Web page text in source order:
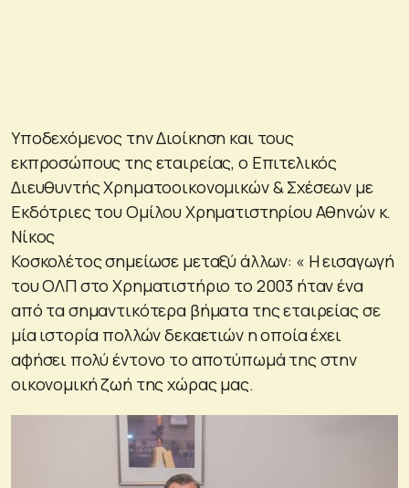
Υποδεχόμενος την Διοίκηση και τους
εκπροσώπους της εταιρείας, ο Eπιτελικός
Διευθυντής Χρηματοοικονομικών & Σχέσεων με
Εκδότριες του Ομίλου Χρηματιστηρίου Αθηνών κ.
Νίκος
Κοσκολέτος σημείωσε μεταξύ άλλων: « Η εισαγωγή
του ΟΛΠ στο Χρηματιστήριο το 2003 ήταν ένα
από τα σημαντικότερα βήματα της εταιρείας σε
μία ιστορία πολλών δεκαετιών η οποία έχει
αφήσει πολύ έντονο το αποτύπωμά της στην
οικονομική ζωή της χώρας μας.